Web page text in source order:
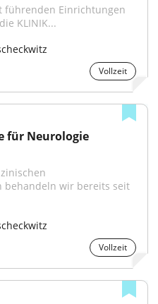
führenden Einrichtungen
KLINIK...
Vollzeit
für Neurologie
behandeln wir bereits seit
Vollzeit